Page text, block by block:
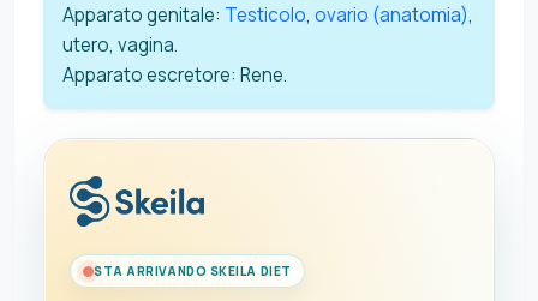
Apparato genitale: Testicolo, ovario (anatomia),
utero, vagina.
Apparato escretore: Rene.
STA ARRIVANDO SKEILA DIET